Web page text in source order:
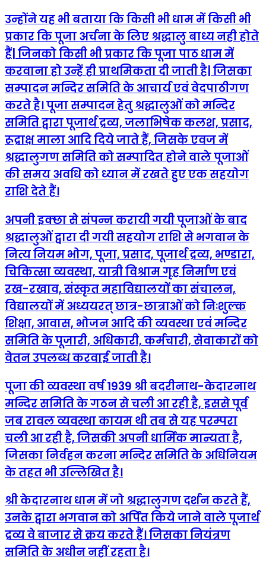
उन्होंने यह भी बताया कि किसी भी धाम में किसी भी
प्रकार कि पूजा अर्चना के लिए श्रद्धालु बाध्य नही होते
हैं| जिनको किसी भी प्रकार कि पूजा पाठ धाम में
करवाना हो उन्हें ही प्राथमिकता दी जाती है| जिसका
सम्पादन मन्दिर समिति के आचार्य एवं वेदपाठीगण
करते है। पूजा सम्पादन हेतु श्रद्धालुओं को मन्दिर
समिति द्वारा पूजार्थ द्रव्य, जलाभिषेक कलश, प्रसाद,
रूद्राक्ष माला आदि दिये जाते हैं, जिसके एवज में
श्रद्धालुगण समिति को सम्पादित होने वाले पूजाओं
की समय अवधि को ध्यान में रखते हुए एक सहयोग
राशि देते हैं।
अपनी इक्छा से संपन्न करायी गयी पूजाओं के बाद
श्रद्धालुओं द्वारा दी गयी सहयोग राशि से भगवान के
नित्य नियम भोग, पूजा, प्रसाद, पूजार्थ द्रव्य, भण्डारा,
चिकित्सा व्यवस्था, यात्री विश्राम गृह निर्माण एवं
रख-रखाव, संस्कृत महाविद्यालयों का संचालन,
विद्यालयों में अध्ययरत् छात्र-छात्राओं को निःशुल्क
शिक्षा, आवास, भोजन आदि की व्यवस्था एवं मन्दिर
समिति के पूजारी, अधिकारी, कर्मचारी, सेवाकारों को
वेतन उपलब्ध करवाई जाती है।
पूजा की व्यवस्था वर्ष 1939 श्री बदरीनाथ-केदारनाथ
मन्दिर समिति के गठन से चली आ रही है, इससे पूर्व
जब रावल व्यवस्था कायम थी तब से यह परम्परा
चली आ रही है, जिसकी अपनी धार्मिक मान्यता है,
जिसका निर्वहन करना मन्दिर समिति के अधिनियम
के तहत भी उल्लिखित है।
श्री केदारनाथ धाम में जो श्रद्धालुगण दर्शन करते हैं,
उनके द्वारा भगवान को अर्पित किये जाने वाले पूजार्थ
द्रव्य वे बाजार से क्रय करते हैं। जिसका नियंत्रण
समिति के अधीन नहीं रहता है।